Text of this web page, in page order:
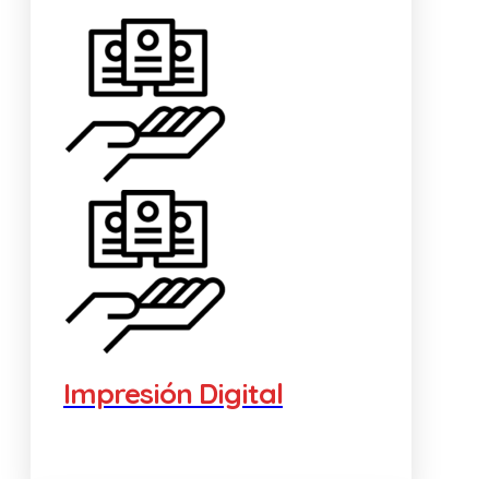
Impresión Digital